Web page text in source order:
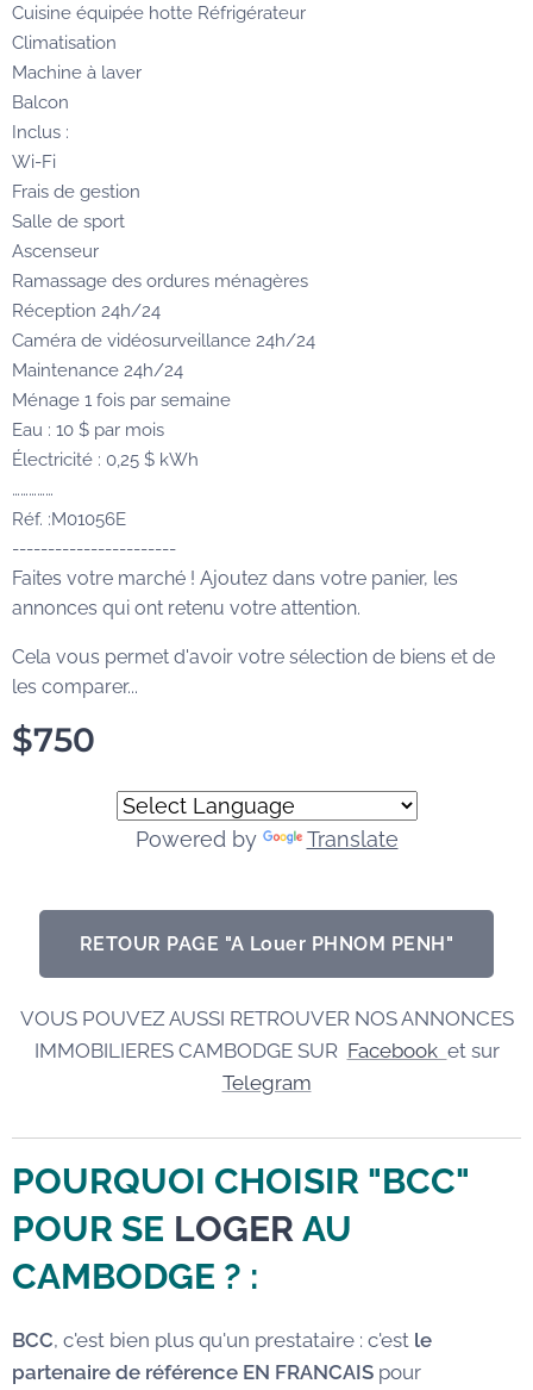
Cuisine équipée hotte Réfrigérateur
Climatisation
Machine à laver
Balcon
Inclus :
Wi-Fi
Frais de gestion
Salle de sport
Ascenseur
Ramassage des ordures ménagères
Réception 24h/24
Caméra de vidéosurveillance 24h/24
Maintenance 24h/24
Ménage 1 fois par semaine
Eau : 10 $ par mois
Électricité : 0,25 $ kWh
……………
Réf. :M01056E
-----------------------
Faites votre marché ! Ajoutez dans votre panier, les
annonces qui ont retenu votre attention.
Cela vous permet d'avoir votre sélection de biens et de
les comparer...
$750
Powered by Translate
RETOUR PAGE "A Louer PHNOM PENH"
VOUS POUVEZ AUSSI RETROUVER NOS ANNONCES
IMMOBILIERES CAMBODGE SUR Facebook et sur
Telegram
POURQUOI CHOISIR "BCC"
POUR SE LOGER AU
CAMBODGE ? :
BCC, c'est bien plus qu'un prestataire : c'est le
partenaire de référence EN FRANCAIS pour